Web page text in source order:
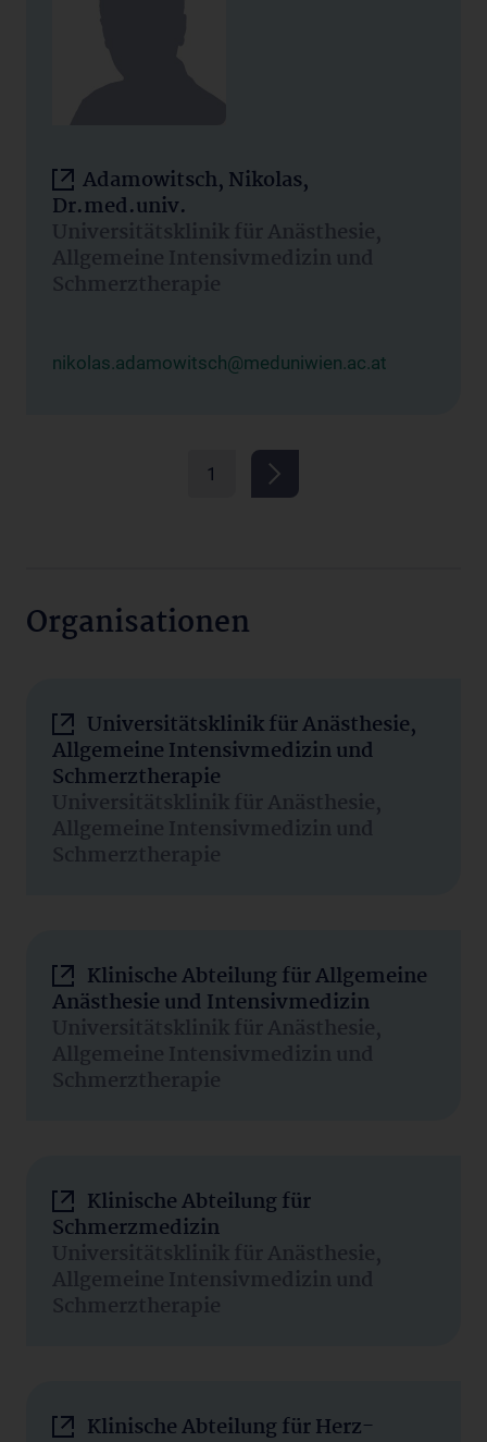
Adamowitsch, Nikolas,
Dr.med.univ.
Universitätsklinik für Anästhesie,
Allgemeine Intensivmedizin und
Schmerztherapie
nikolas.adamowitsch@meduniwien.ac.at
1
Organisationen
Universitätsklinik für Anästhesie,
Allgemeine Intensivmedizin und
Schmerztherapie
Universitätsklinik für Anästhesie,
Allgemeine Intensivmedizin und
Schmerztherapie
Klinische Abteilung für Allgemeine
Anästhesie und Intensivmedizin
Universitätsklinik für Anästhesie,
Allgemeine Intensivmedizin und
Schmerztherapie
Klinische Abteilung für
Schmerzmedizin
Universitätsklinik für Anästhesie,
Allgemeine Intensivmedizin und
Schmerztherapie
Klinische Abteilung für Herz-